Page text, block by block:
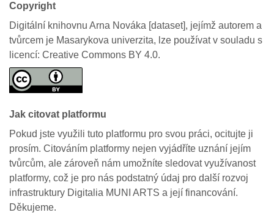
Copyright
Digitální knihovnu Arna Nováka [dataset], jejímž autorem a
tvůrcem je Masarykova univerzita, lze používat v souladu s
licencí: Creative Commons BY 4.0.
Jak citovat platformu
Pokud jste využili tuto platformu pro svou práci, ocitujte ji
prosím. Citováním platformy nejen vyjádříte uznání jejím
tvůrcům, ale zároveň nám umožníte sledovat využívanost
platformy, což je pro nás podstatný údaj pro další rozvoj
infrastruktury Digitalia MUNI ARTS a její financování.
Děkujeme.